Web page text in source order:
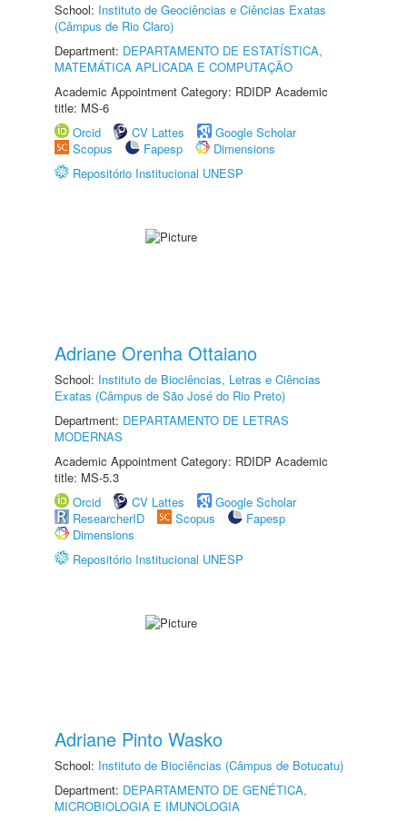
School: Instituto de Geociências e Ciências Exatas
(Câmpus de Rio Claro)
Department: DEPARTAMENTO DE ESTATÍSTICA,
MATEMÁTICA APLICADA E COMPUTAÇÃO
Academic Appointment Category: RDIDP Academic
title: MS-6
Orcid
CV Lattes
Google Scholar
Scopus
Fapesp
Dimensions
Repositório Institucional UNESP
Adriane Orenha Ottaiano
School: Instituto de Biociências, Letras e Ciências
Exatas (Câmpus de São José do Rio Preto)
Department: DEPARTAMENTO DE LETRAS
MODERNAS
Academic Appointment Category: RDIDP Academic
title: MS-5.3
Orcid
CV Lattes
Google Scholar
ResearcherID
Scopus
Fapesp
Dimensions
Repositório Institucional UNESP
Adriane Pinto Wasko
School: Instituto de Biociências (Câmpus de Botucatu)
Department: DEPARTAMENTO DE GENÉTICA,
MICROBIOLOGIA E IMUNOLOGIA